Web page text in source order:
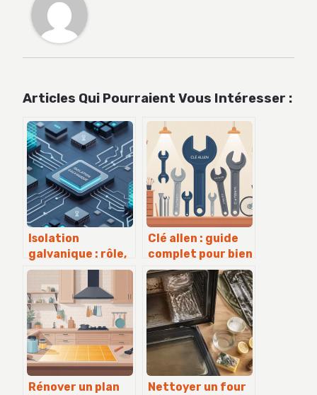
Articles Qui Pourraient Vous Intéresser :
Isolation
galvanique : rôle,
enjeux et bonnes
pratiques de
conception
Clé allen : guide
complet pour bien
choisir et utiliser
vos clés
hexagonales
Rénover un plan
Nettoyer un four